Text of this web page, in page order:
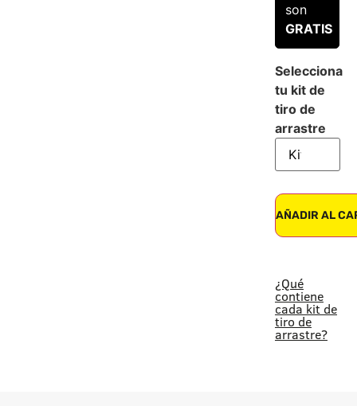
son
GRATIS
Selecciona
tu kit de
tiro de
arrastre
AÑADIR AL
¿Qué
contiene
cada kit de
tiro de
arrastre?